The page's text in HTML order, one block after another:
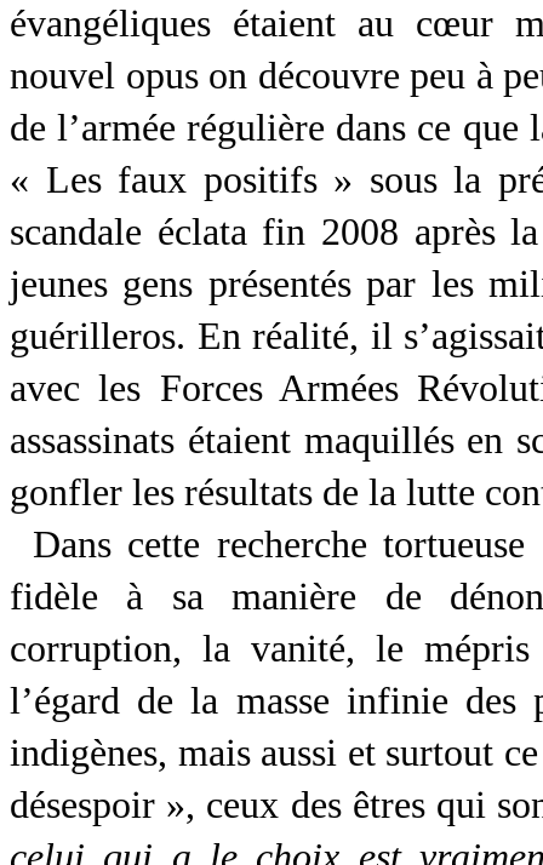
évangéliques étaient au cœur
nouvel opus on découvre peu à
de l’armée régulière dans ce
« Les faux positifs » sous la
scandale éclata fin 2008 après
jeunes gens présentés par les
guérilleros. En réalité, il
avec les Forces Armées
assassinats étaient maquillés en
gonfler les résultats de la lutte
Dans cette recherche
fidèle à sa manière de
corruption, la vanité, le mépris
l’égard de la masse infinie des
indigènes, mais aussi et surtout
désespoir », ceux des êtres qui